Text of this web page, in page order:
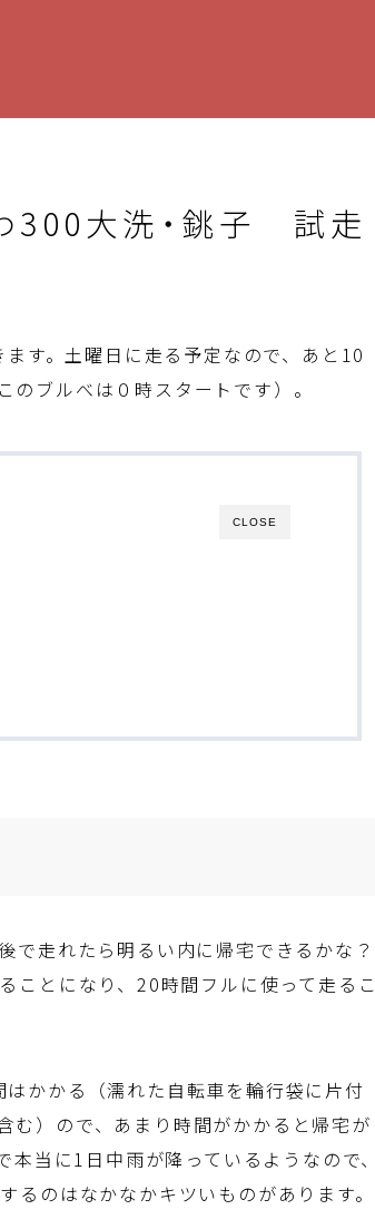
300大洗・銚子 試走
す。土曜日に走る予定なので、あと10
ブルべは０時スタートです）。
CLOSE
で走れたら明るい内に帰宅できるかな？
ことになり、20時間フルに使って走るこ
かかる（濡れた自転車を輪行袋に片付
む）ので、あまり時間がかかると帰宅が
当に1日中雨が降っているようなので、
のはなかなかキツいものがあります。